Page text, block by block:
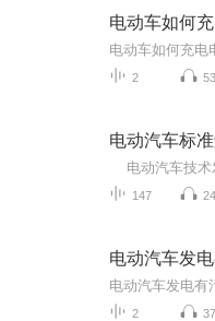
电动车如何
2 53
电动汽车标
147
电动汽车发
2 37